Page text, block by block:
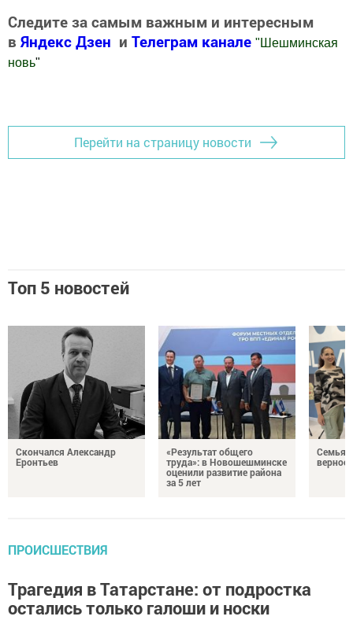
Следите за самым важным и интересным
в Яндекс Дзен и Телеграм канале " Шешминская
новь"
Перейти на страницу новости
Топ 5 новостей
Скончался Александр
Еронтьев
«Результат общего
труда»: в Новошешминске
оценили развитие района
за 5 лет
Семья
ПРОИСШЕСТВИЯ
Трагедия в Татарстане: от подростка
остались только галоши и носки